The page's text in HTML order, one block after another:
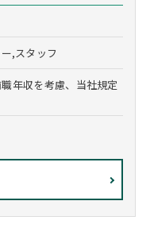
,スタッフ
年収を考慮、当社規定